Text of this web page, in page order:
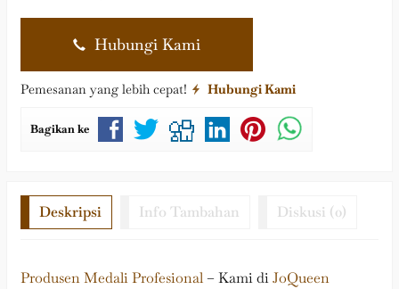
Hubungi Kami
Pemesanan yang lebih cepat! Hubungi Kami
Bagikan ke
Deskripsi Info Tambahan Diskusi (0)
Produsen Medali Profesional– Kami diJoQueen